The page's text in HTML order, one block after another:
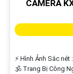
CAMERA
️⚡ Hình Ảnh Sắc nét :
🕉️ Trang Bị Công